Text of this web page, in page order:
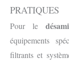
PRATIQUES
Pour le
équipements
filtrants et